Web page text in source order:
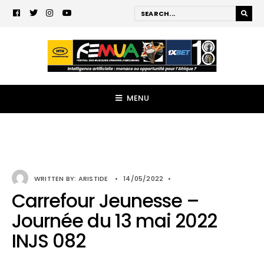
MENU
WRITTEN BY: ARISTIDE • 14/05/2022 •
Carrefour Jeunesse –
Journée du 13 mai 2022
INJS 082